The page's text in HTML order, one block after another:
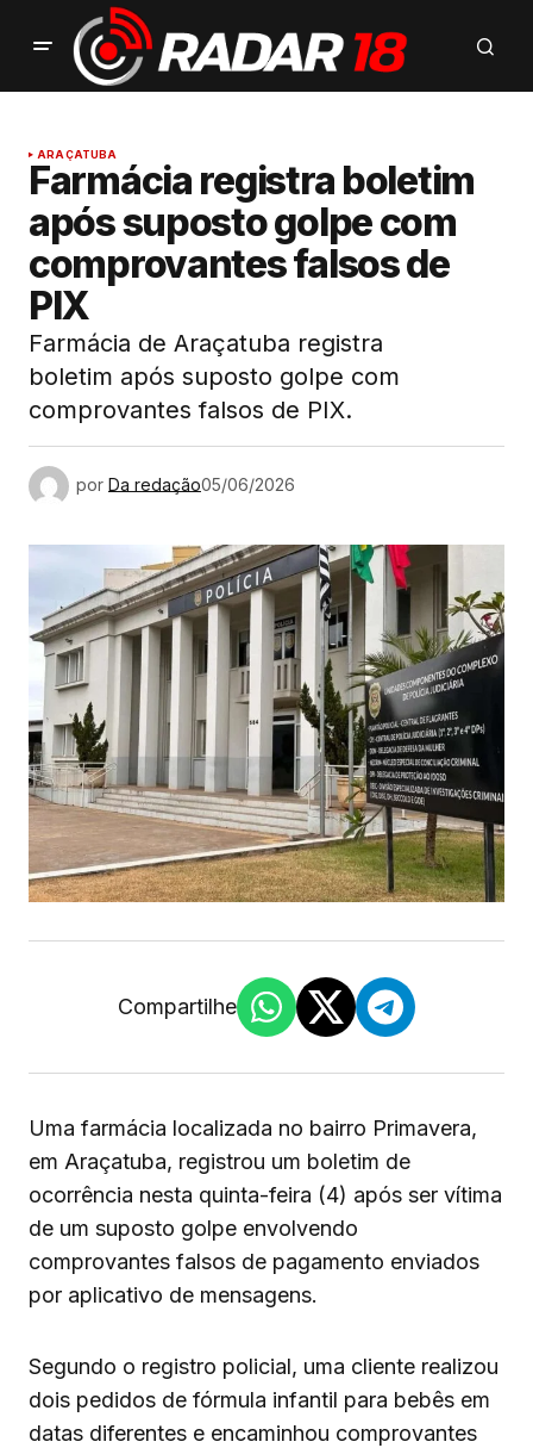
ARAÇATUBA
Farmácia registra boletim
após suposto golpe com
comprovantes falsos de
PIX
Farmácia de Araçatuba registra
boletim após suposto golpe com
comprovantes falsos de PIX.
por Da redação05/06/2026
Compartilhe
Uma farmácia localizada no bairro Primavera,
em Araçatuba, registrou um boletim de
ocorrência nesta quinta-feira (4) após ser vítima
de um suposto golpe envolvendo
comprovantes falsos de pagamento enviados
por aplicativo de mensagens.
Segundo o registro policial, uma cliente realizou
dois pedidos de fórmula infantil para bebês em
datas diferentes e encaminhou comprovantes